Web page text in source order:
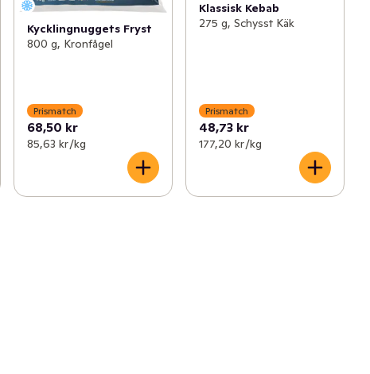
Kycklingnuggets Fryst
800 g, Kronfågel
Prismatch
68,50 kr
85,63 kr /kg
Klassisk Kebab
275 g, Schysst Käk
Prismatch
48,73 kr
177,20 kr /kg